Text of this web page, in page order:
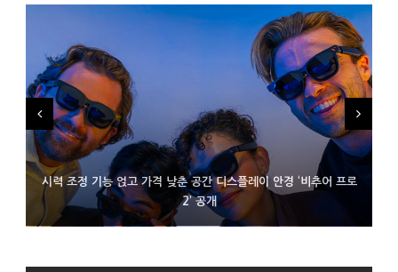
시력 조정 기능 얹고 가격 낮춘 공간 디스플레이 안경 ‘비추어 프로
2’ 공개
D램 부족에 10억달러어치 아이폰18 프로세서 패키징 대기 중
300~400달러 반지형 스피커 준비하는 오픈AI